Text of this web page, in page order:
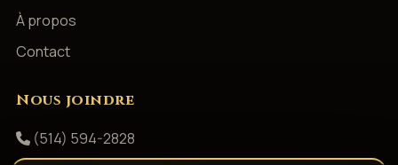
À propos
Contact
Nous joindre
(514) 594-2828